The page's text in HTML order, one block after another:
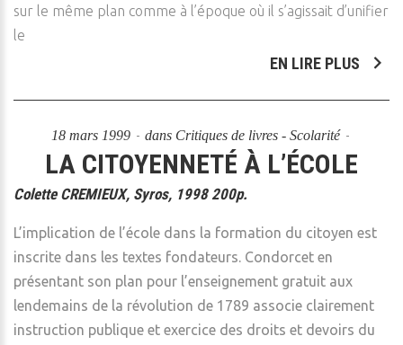
sur le même plan comme à l’époque où il s’agissait d’unifier
le
EN LIRE PLUS
18 mars 1999 dans Critiques de livres - Scolarité
LA CITOYENNETÉ À L’ÉCOLE
Colette CREMIEUX, Syros, 1998 200p.
L’implication de l’école dans la formation du citoyen est
inscrite dans les textes fondateurs. Condorcet en
présentant son plan pour l’enseignement gratuit aux
lendemains de la révolution de 1789 associe clairement
instruction publique et exercice des droits et devoirs du